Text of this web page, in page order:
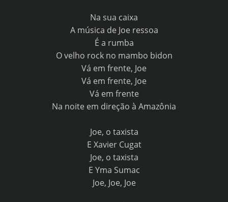
Na sua caixa
A música de Joe ressoa
É a rumba
O velho rock no mambo bidon
Vá em frente, Joe
Vá em frente, Joe
Vá em frente
Na noite em direção à Amazônia
Joe, o taxista
E Xavier Cugat
Joe, o taxista
E Yma Sumac
Joe, Joe, Joe